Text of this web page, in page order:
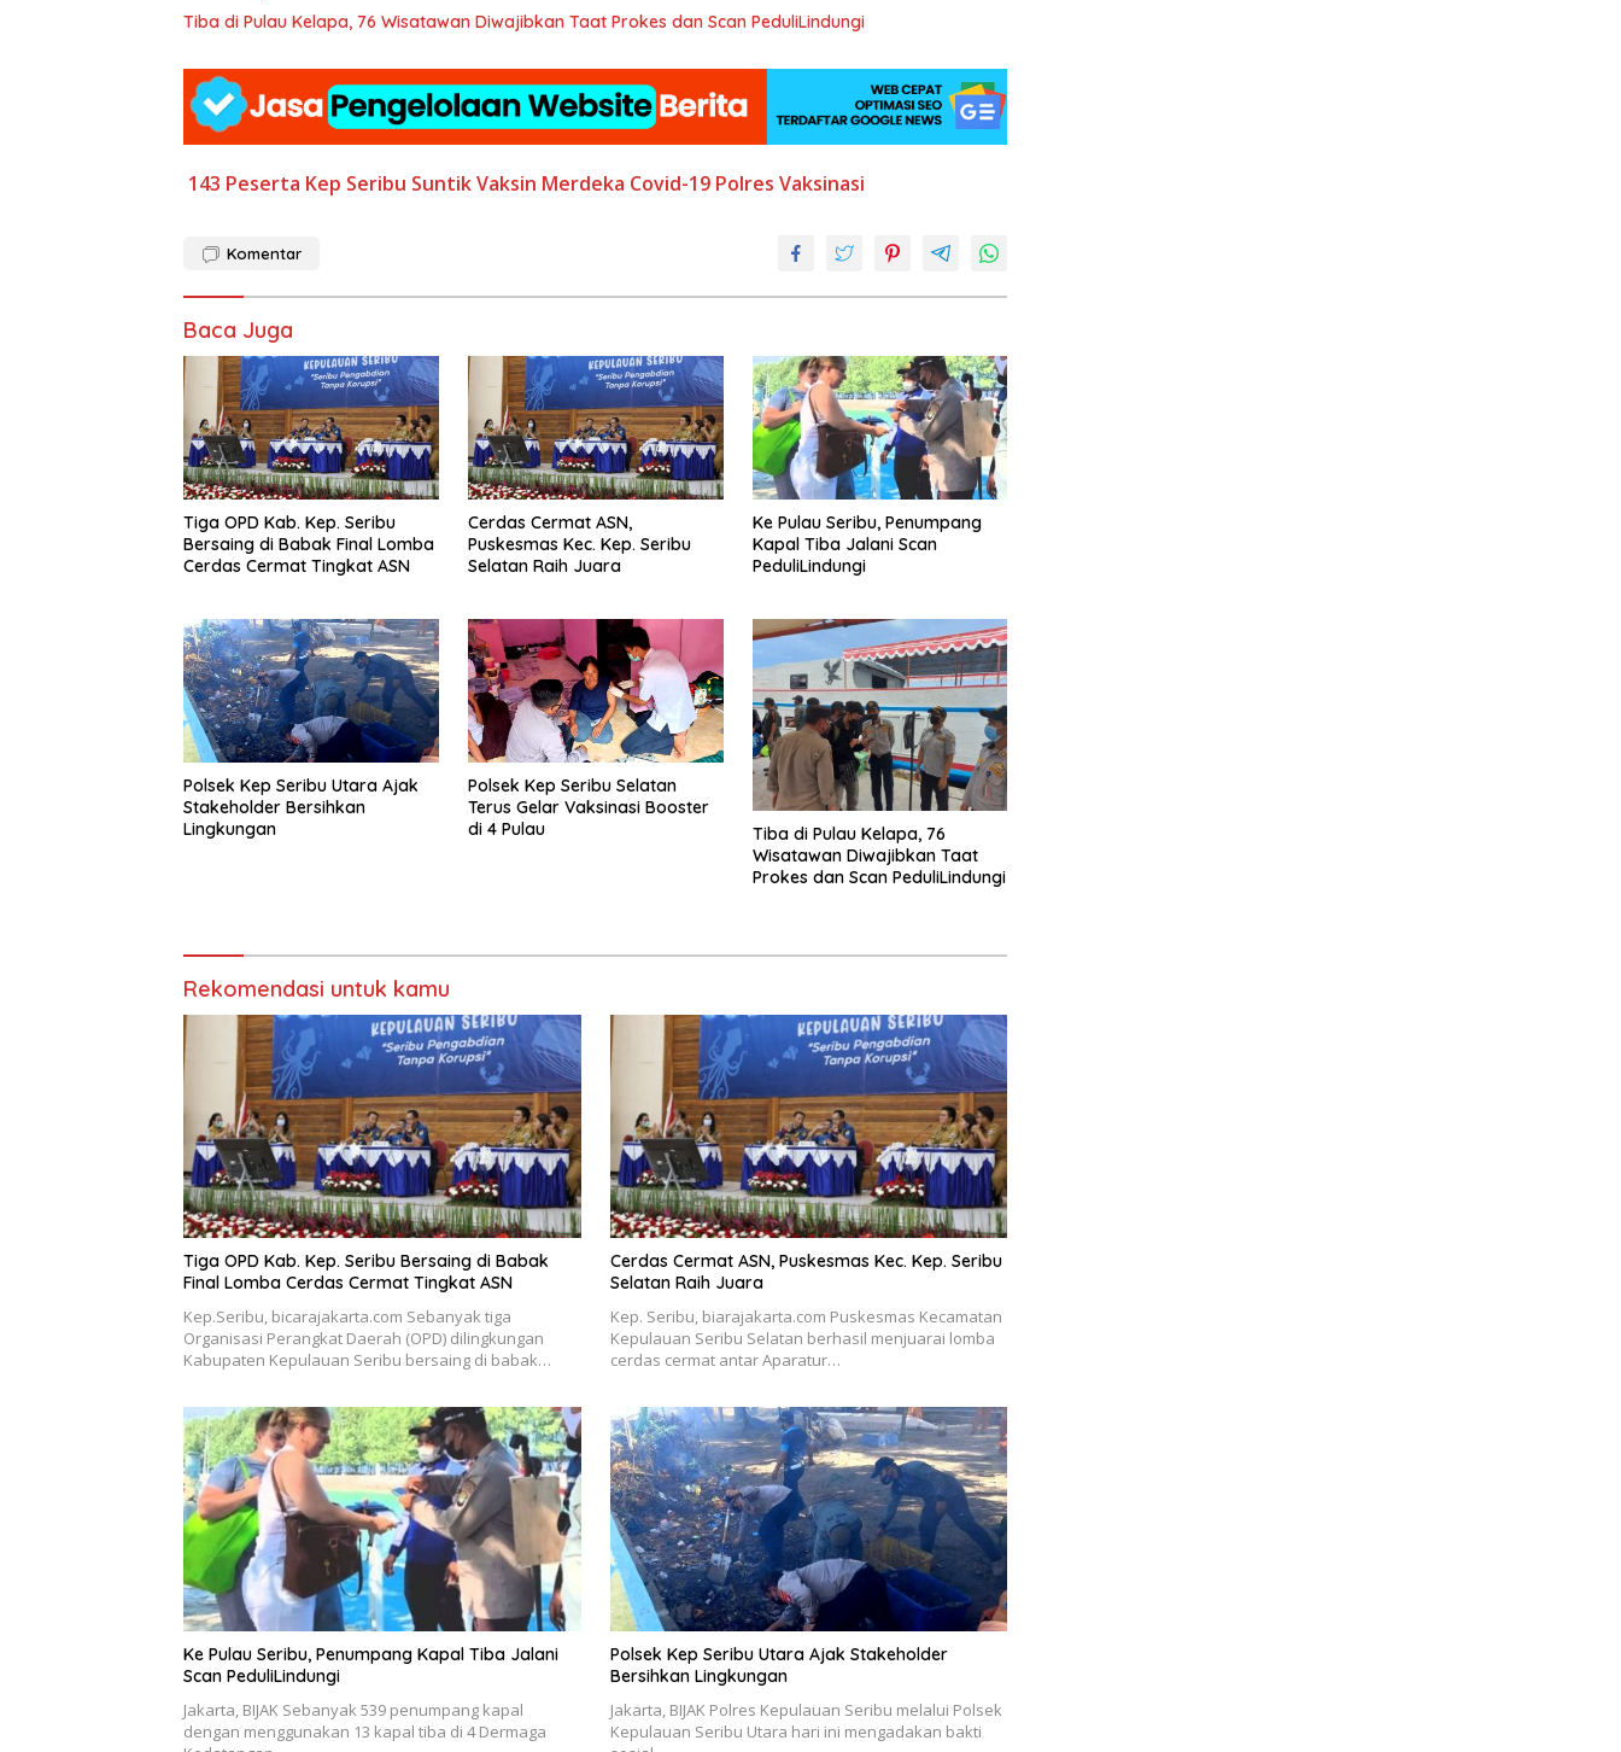
Tiba di Pulau Kelapa, 76 Wisatawan Diwajibkan Taat Prokes dan Scan PeduliLindungi
143 Peserta Kep Seribu Suntik Vaksin Merdeka Covid-19 Polres Vaksinasi
Komentar
Baca Juga
Tiga OPD Kab. Kep. Seribu
Bersaing di Babak Final Lomba
Cerdas Cermat Tingkat ASN
Cerdas Cermat ASN,
Puskesmas Kec. Kep. Seribu
Selatan Raih Juara
Ke Pulau Seribu, Penumpang
Kapal Tiba Jalani Scan
PeduliLindungi
Polsek Kep Seribu Utara Ajak
Stakeholder Bersihkan
Lingkungan
Polsek Kep Seribu Selatan
Terus Gelar Vaksinasi Booster
di 4 Pulau
Tiba di Pulau Kelapa, 76
Wisatawan Diwajibkan Taat
Prokes dan Scan PeduliLindungi
Rekomendasi untuk kamu
Tiga OPD Kab. Kep. Seribu Bersaing di Babak
Final Lomba Cerdas Cermat Tingkat ASN
Kep.Seribu, bicarajakarta.com Sebanyak tiga
Organisasi Perangkat Daerah (OPD) dilingkungan
Kabupaten Kepulauan Seribu bersaing di babak…
Cerdas Cermat ASN, Puskesmas Kec. Kep. Seribu
Selatan Raih Juara
Kep. Seribu, biarajakarta.com Puskesmas Kecamatan
Kepulauan Seribu Selatan berhasil menjuarai lomba
cerdas cermat antar Aparatur…
Ke Pulau Seribu, Penumpang Kapal Tiba Jalani
Scan PeduliLindungi
Jakarta, BIJAK Sebanyak 539 penumpang kapal
dengan menggunakan 13 kapal tiba di 4 Dermaga
Polsek Kep Seribu Utara Ajak Stakeholder
Bersihkan Lingkungan
Jakarta, BIJAK Polres Kepulauan Seribu melalui Polsek
Kepulauan Seribu Utara hari ini mengadakan bakti